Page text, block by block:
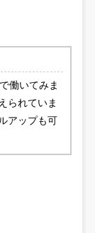
働いてみま
られていま
アップも可